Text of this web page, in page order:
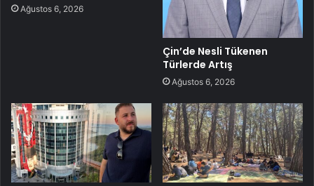
Ağustos 6, 2026
Çin’de Nesli Tükenen
Türlerde Artış
Ağustos 6, 2026